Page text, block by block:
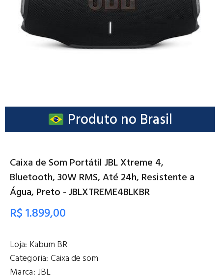
Produto no Brasil
Caixa de Som Portátil JBL Xtreme 4,
Bluetooth, 30W RMS, Até 24h, Resistente a
Água, Preto - JBLXTREME4BLKBR
R$ 1.899,00
Loja: Kabum BR
Categoria: Caixa de som
Marca: JBL